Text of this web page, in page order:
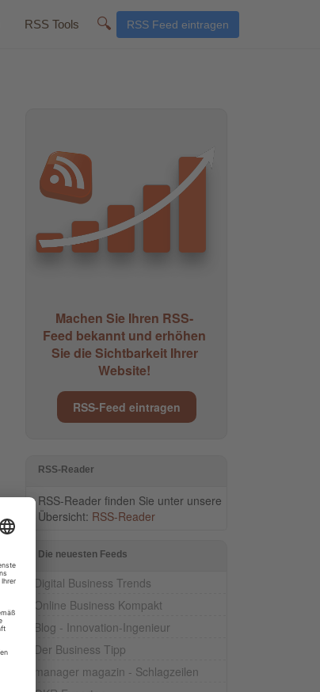
RSS Tools 🔍 RSS Feed eintragen
Machen Sie Ihren RSS-
Feed bekannt und erhöhen
Sie die Sichtbarkeit Ihrer
Website!
RSS-Feed eintragen
RSS-Reader
RSS-Reader finden Sie unter unsere
Übersicht: RSS-Reader
Die neuesten Feeds
Digital Business Trends
Online Business Kompakt
Blog - Innovation-Ingenieur
Der Business Tipp
manager magazin - Schlagzeilen